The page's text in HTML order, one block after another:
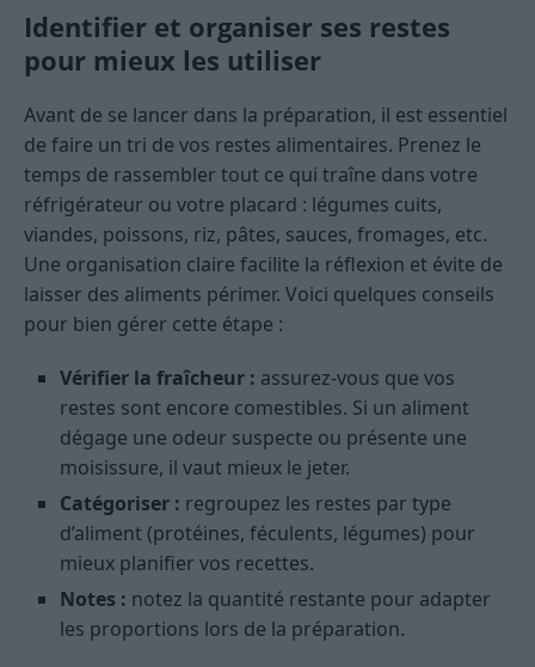
Identifier et organiser ses restes
pour mieux les utiliser
Avant de se lancer dans la préparation, il est essentiel
de faire un tri de vos restes alimentaires. Prenez le
temps de rassembler tout ce qui traîne dans votre
réfrigérateur ou votre placard : légumes cuits,
viandes, poissons, riz, pâtes, sauces, fromages, etc.
Une organisation claire facilite la réflexion et évite de
laisser des aliments périmer. Voici quelques conseils
pour bien gérer cette étape :
Vérifier la fraîcheur : assurez-vous que vos
restes sont encore comestibles. Si un aliment
dégage une odeur suspecte ou présente une
moisissure, il vaut mieux le jeter.
Catégoriser : regroupez les restes par type
d’aliment (protéines, féculents, légumes) pour
mieux planifier vos recettes.
Notes : notez la quantité restante pour adapter
les proportions lors de la préparation.